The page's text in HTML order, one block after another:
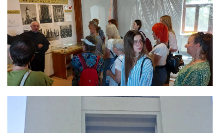
ЗБІЛЬШИТИ